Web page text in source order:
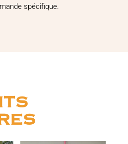
spécifique.